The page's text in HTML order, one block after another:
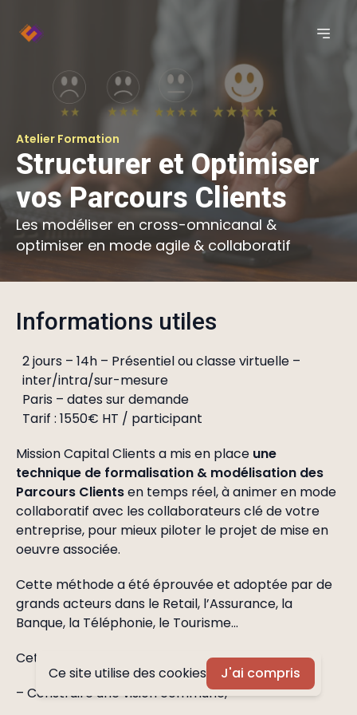
Atelier Formation
Structurer et Optimiser
vos Parcours Clients
Les modéliser en cross-omnicanal &
optimiser en mode agile & collaboratif
Informations utiles
2 jours – 14h – Présentiel ou classe virtuelle –
inter/intra/sur-mesure
Paris – dates sur demande
Tarif : 1550€ HT / participant
Mission Capital Clients a mis en place une
technique de formalisation & modélisation des
Parcours Clientsen temps réel, à animer en mode
collaboratif avec les collaborateurs clé de votre
entreprise, pour mieux piloter le projet de mise en
oeuvre associée.
Cette méthode a été éprouvée et adoptée par de
grands acteurs dans le Retail, l’Assurance, la
Banque, la Téléphonie, le Tourisme...
Cette méthode déposée permet de :
– Construire une vision commune,
Ce site utilise des cookies J'ai compris